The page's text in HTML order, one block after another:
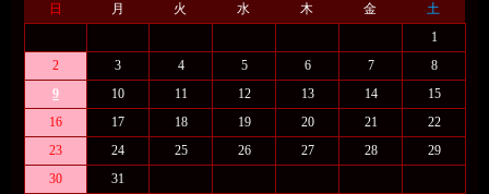
日
月 火 水 木 金
土
1
2
3 4 5 6 7
8
9
10 11 12 13 14
15
16
17 18 19 20 21
22
23
24 25 26 27 28
29
30
31